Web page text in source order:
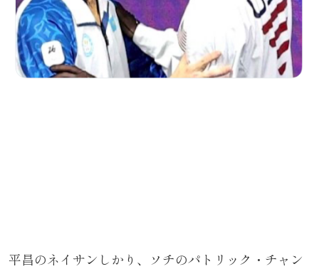
平昌のネイサンしかり、ソチのパトリック・チャン